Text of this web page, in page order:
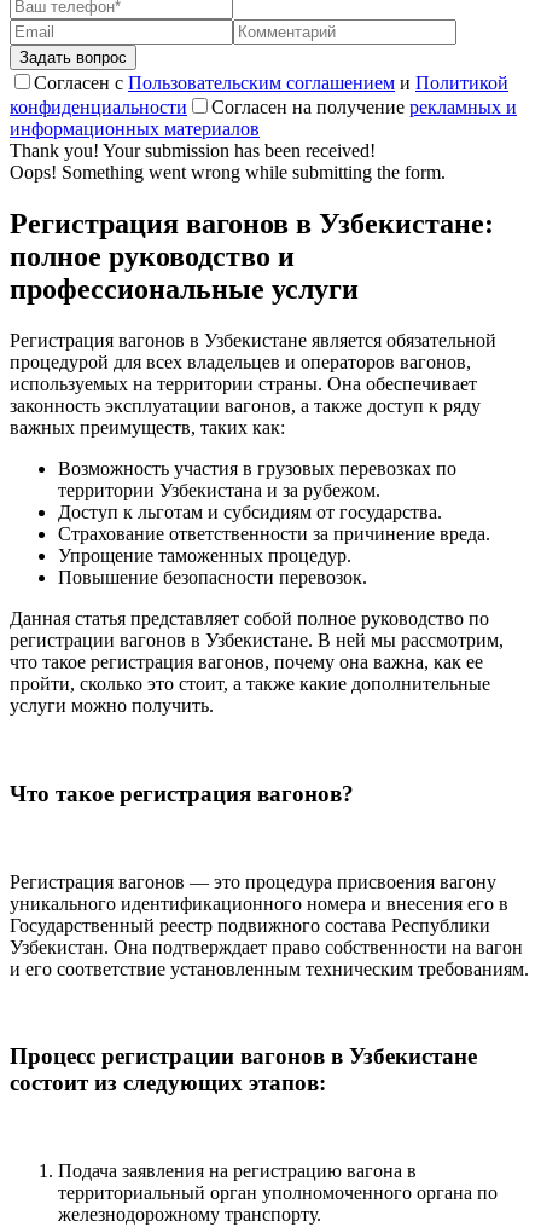
Согласен с Пользовательским соглашением и Политикой
конфиденциальности
Согласен на получение рекламных и
информационных материалов
Thank you! Your submission has been received!
Oops! Something went wrong while submitting the form.
Регистрация вагонов в Узбекистане:
полное руководство и
профессиональные услуги
Регистрация вагонов в Узбекистане является обязательной
процедурой для всех владельцев и операторов вагонов,
используемых на территории страны. Она обеспечивает
законность эксплуатации вагонов, а также доступ к ряду
важных преимуществ, таких как:
Возможность участия в грузовых перевозках по
территории Узбекистана и за рубежом.
Доступ к льготам и субсидиям от государства.
Страхование ответственности за причинение вреда.
Упрощение таможенных процедур.
Повышение безопасности перевозок.
Данная статья представляет собой полное руководство по
регистрации вагонов в Узбекистане. В ней мы рассмотрим,
что такое регистрация вагонов, почему она важна, как ее
пройти, сколько это стоит, а также какие дополнительные
услуги можно получить.
Что такое регистрация вагонов?
Регистрация вагонов — это процедура присвоения вагону
уникального идентификационного номера и внесения его в
Государственный реестр подвижного состава Республики
Узбекистан. Она подтверждает право собственности на вагон
и его соответствие установленным техническим требованиям.
Процесс регистрации вагонов в Узбекистане
состоит из следующих этапов:
Подача заявления на регистрацию вагона в
территориальный орган уполномоченного органа по
железнодорожному транспорту.